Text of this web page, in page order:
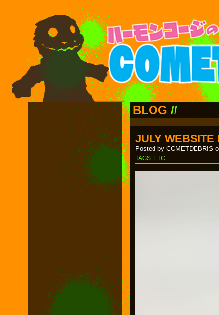
BLOG //
JULY WEBSITE
Posted by COMETDEBRIS
TAGS: ETC